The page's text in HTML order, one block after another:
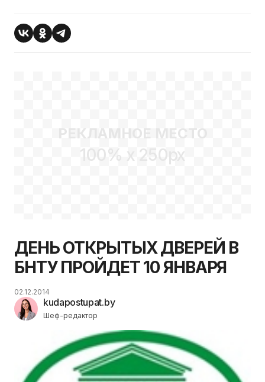
РЕКЛАМНОЕ МЕСТО
100% x 250px
ДЕНЬ ОТКРЫТЫХ ДВЕРЕЙ В
БНТУ ПРОЙДЕТ 10 ЯНВАРЯ
kudapostupat.by
Шеф-редактор
02.12.2014